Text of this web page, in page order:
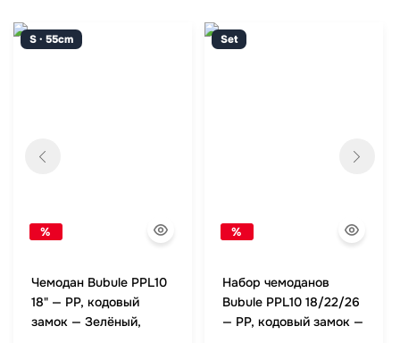
S · 55cm
%
Чемодан Bubule PPL10
18" — PP, кодовый
замок — Зелёный,
Set
%
Набор чемоданов
Bubule PPL10 18/22/26
— PP, кодовый замок —